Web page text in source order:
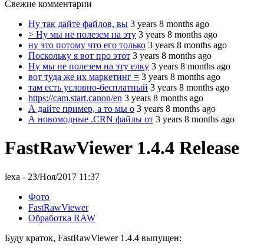
Свежие комментарии
Ну так дайте файлов, вы 3 years 8 months ago
> Ну мы не полезем на эту 3 years 8 months ago
ну это потому что его только 3 years 8 months ago
Поскольку я вот про этот 3 years 8 months ago
Ну мы не полезем на эту елку 3 years 8 months ago
вот туда же их маркетинг = 3 years 8 months ago
там есть условно-бесплатный 3 years 8 months ago
https://cam.start.canon/en 3 years 8 months ago
А дайте пример, а то мы о 3 years 8 months ago
А новомодные .CRN файлы от 3 years 8 months ago
FastRawViewer 1.4.4 Release
lexa - 23/Ноя/2017 11:37
Фото
FastRawViewer
Обработка RAW
Буду краток, FastRawViewer 1.4.4 выпущен: